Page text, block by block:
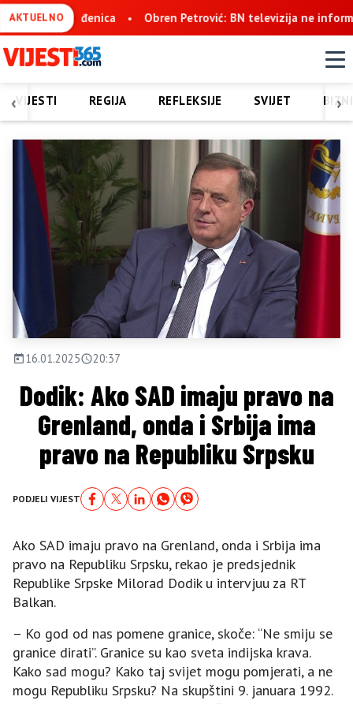
AKTUELNO
Obren Petrović: BN televizija ne informiše objektivno, već
‹ ›
VIJESTI REGIJA REFLEKSIJE SVIJET
16.01.2025 20:37
Dodik: Ako SAD imaju pravo na
Grenland, onda i Srbija ima
pravo na Republiku Srpsku
PODJELI VIJEST
Ako SAD imaju pravo na Grenland, onda i Srbija ima
pravo na Republiku Srpsku, rekao je predsjednik
Republike Srpske Milorad Dodik u intervjuu za RT
Balkan.
– Ko god od nas pomene granice, skoče: “Ne smiju se
granice dirati”. Granice su kao sveta indijska krava.
Kako sad mogu? Kako taj svijet mogu pomjerati, a ne
mogu Republiku Srpsku? Na skupštini 9. januara 1992.